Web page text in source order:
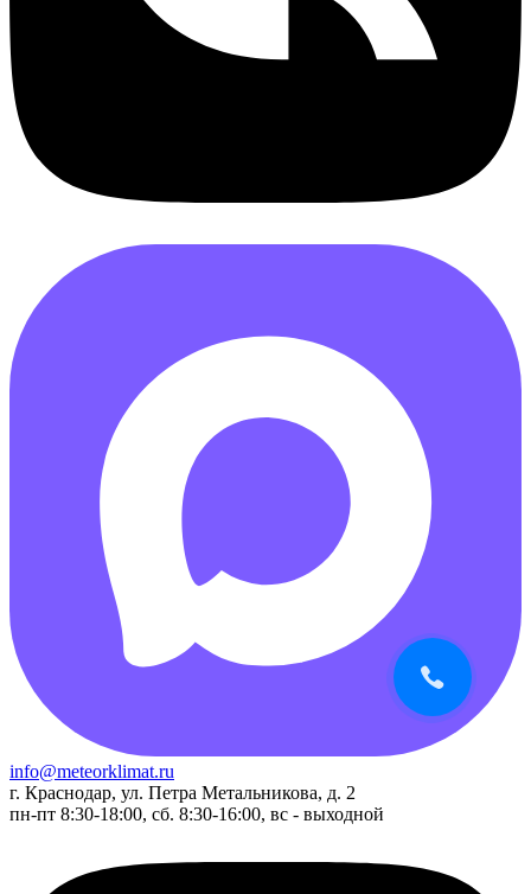
info@meteorklimat.ru
г. Краснодар, ул. Петра Метальникова, д. 2
пн-пт 8:30-18:00, сб. 8:30-16:00, вс - выходной